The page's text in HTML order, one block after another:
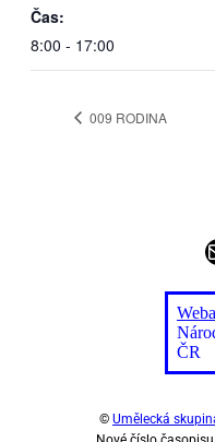
Čas:
8:00 - 17:00
009 RO­DI­NA
ČR
© Umělecká